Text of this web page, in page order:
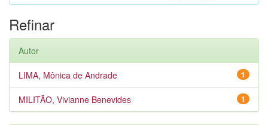
Refinar
Autor
1
LIMA, Mônica de Andrade
1
MILITÃO, Vivianne Benevides